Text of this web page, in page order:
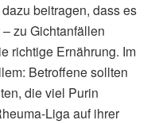
beitragen, dass es
zu Gichtanfällen
richtige Ernährung. Im
Betroffene sollten
die viel Purin
Liga auf ihrer